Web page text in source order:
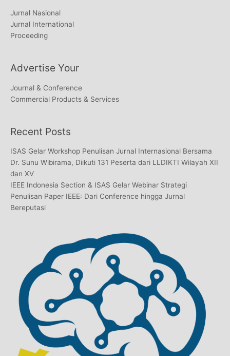
Jurnal Nasional
Jurnal International
Proceeding
Advertise Your
Journal & Conference
Commercial Products & Services
Recent Posts
ISAS Gelar Workshop Penulisan Jurnal Internasional Bersama
Dr. Sunu Wibirama, Diikuti 131 Peserta dari LLDIKTI Wilayah XII
dan XV
IEEE Indonesia Section & ISAS Gelar Webinar Strategi
Penulisan Paper IEEE: Dari Conference hingga Jurnal
Bereputasi